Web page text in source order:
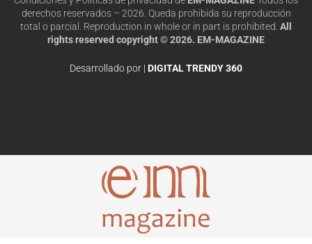
derechos reservados – 2026. Queda prohibida su reproducción
total o parcial. Reproduction in whole or in part is prohibited. All
rights reserved copyright © 2026. EM-MAGAZINE
Desarrollado por | DIGITAL TRENDY 360